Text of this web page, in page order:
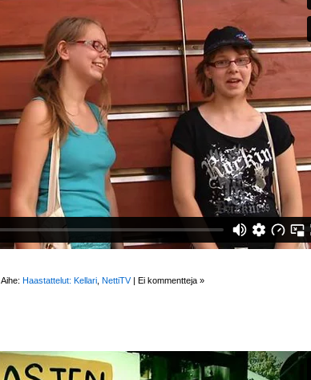
Aihe: Haastattelut: Kellari, NettiTV| Ei kommentteja »